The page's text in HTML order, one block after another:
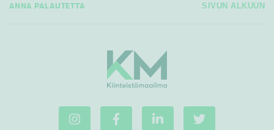
ANNA PALAUTETTA SIVUN ALKUUN